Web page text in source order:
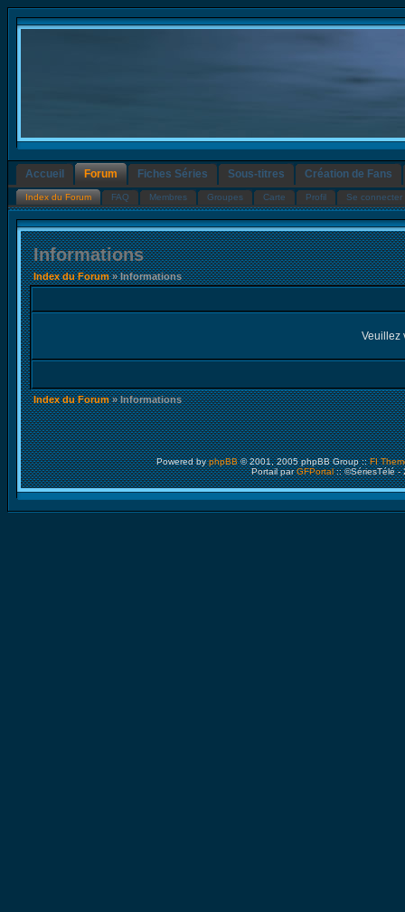
Accueil Forum Fiches Séries Sous-titres Création de Fans
Index du Forum FAQ Membres Groupes Carte Profil Se connecter
Informations
Index du Forum» Informations
Veuillez
Index du Forum» Informations
Powered byphpBB© 2001, 2005 phpBB Group ::FI
Portail parGFPortal:: ©SériesTélé -